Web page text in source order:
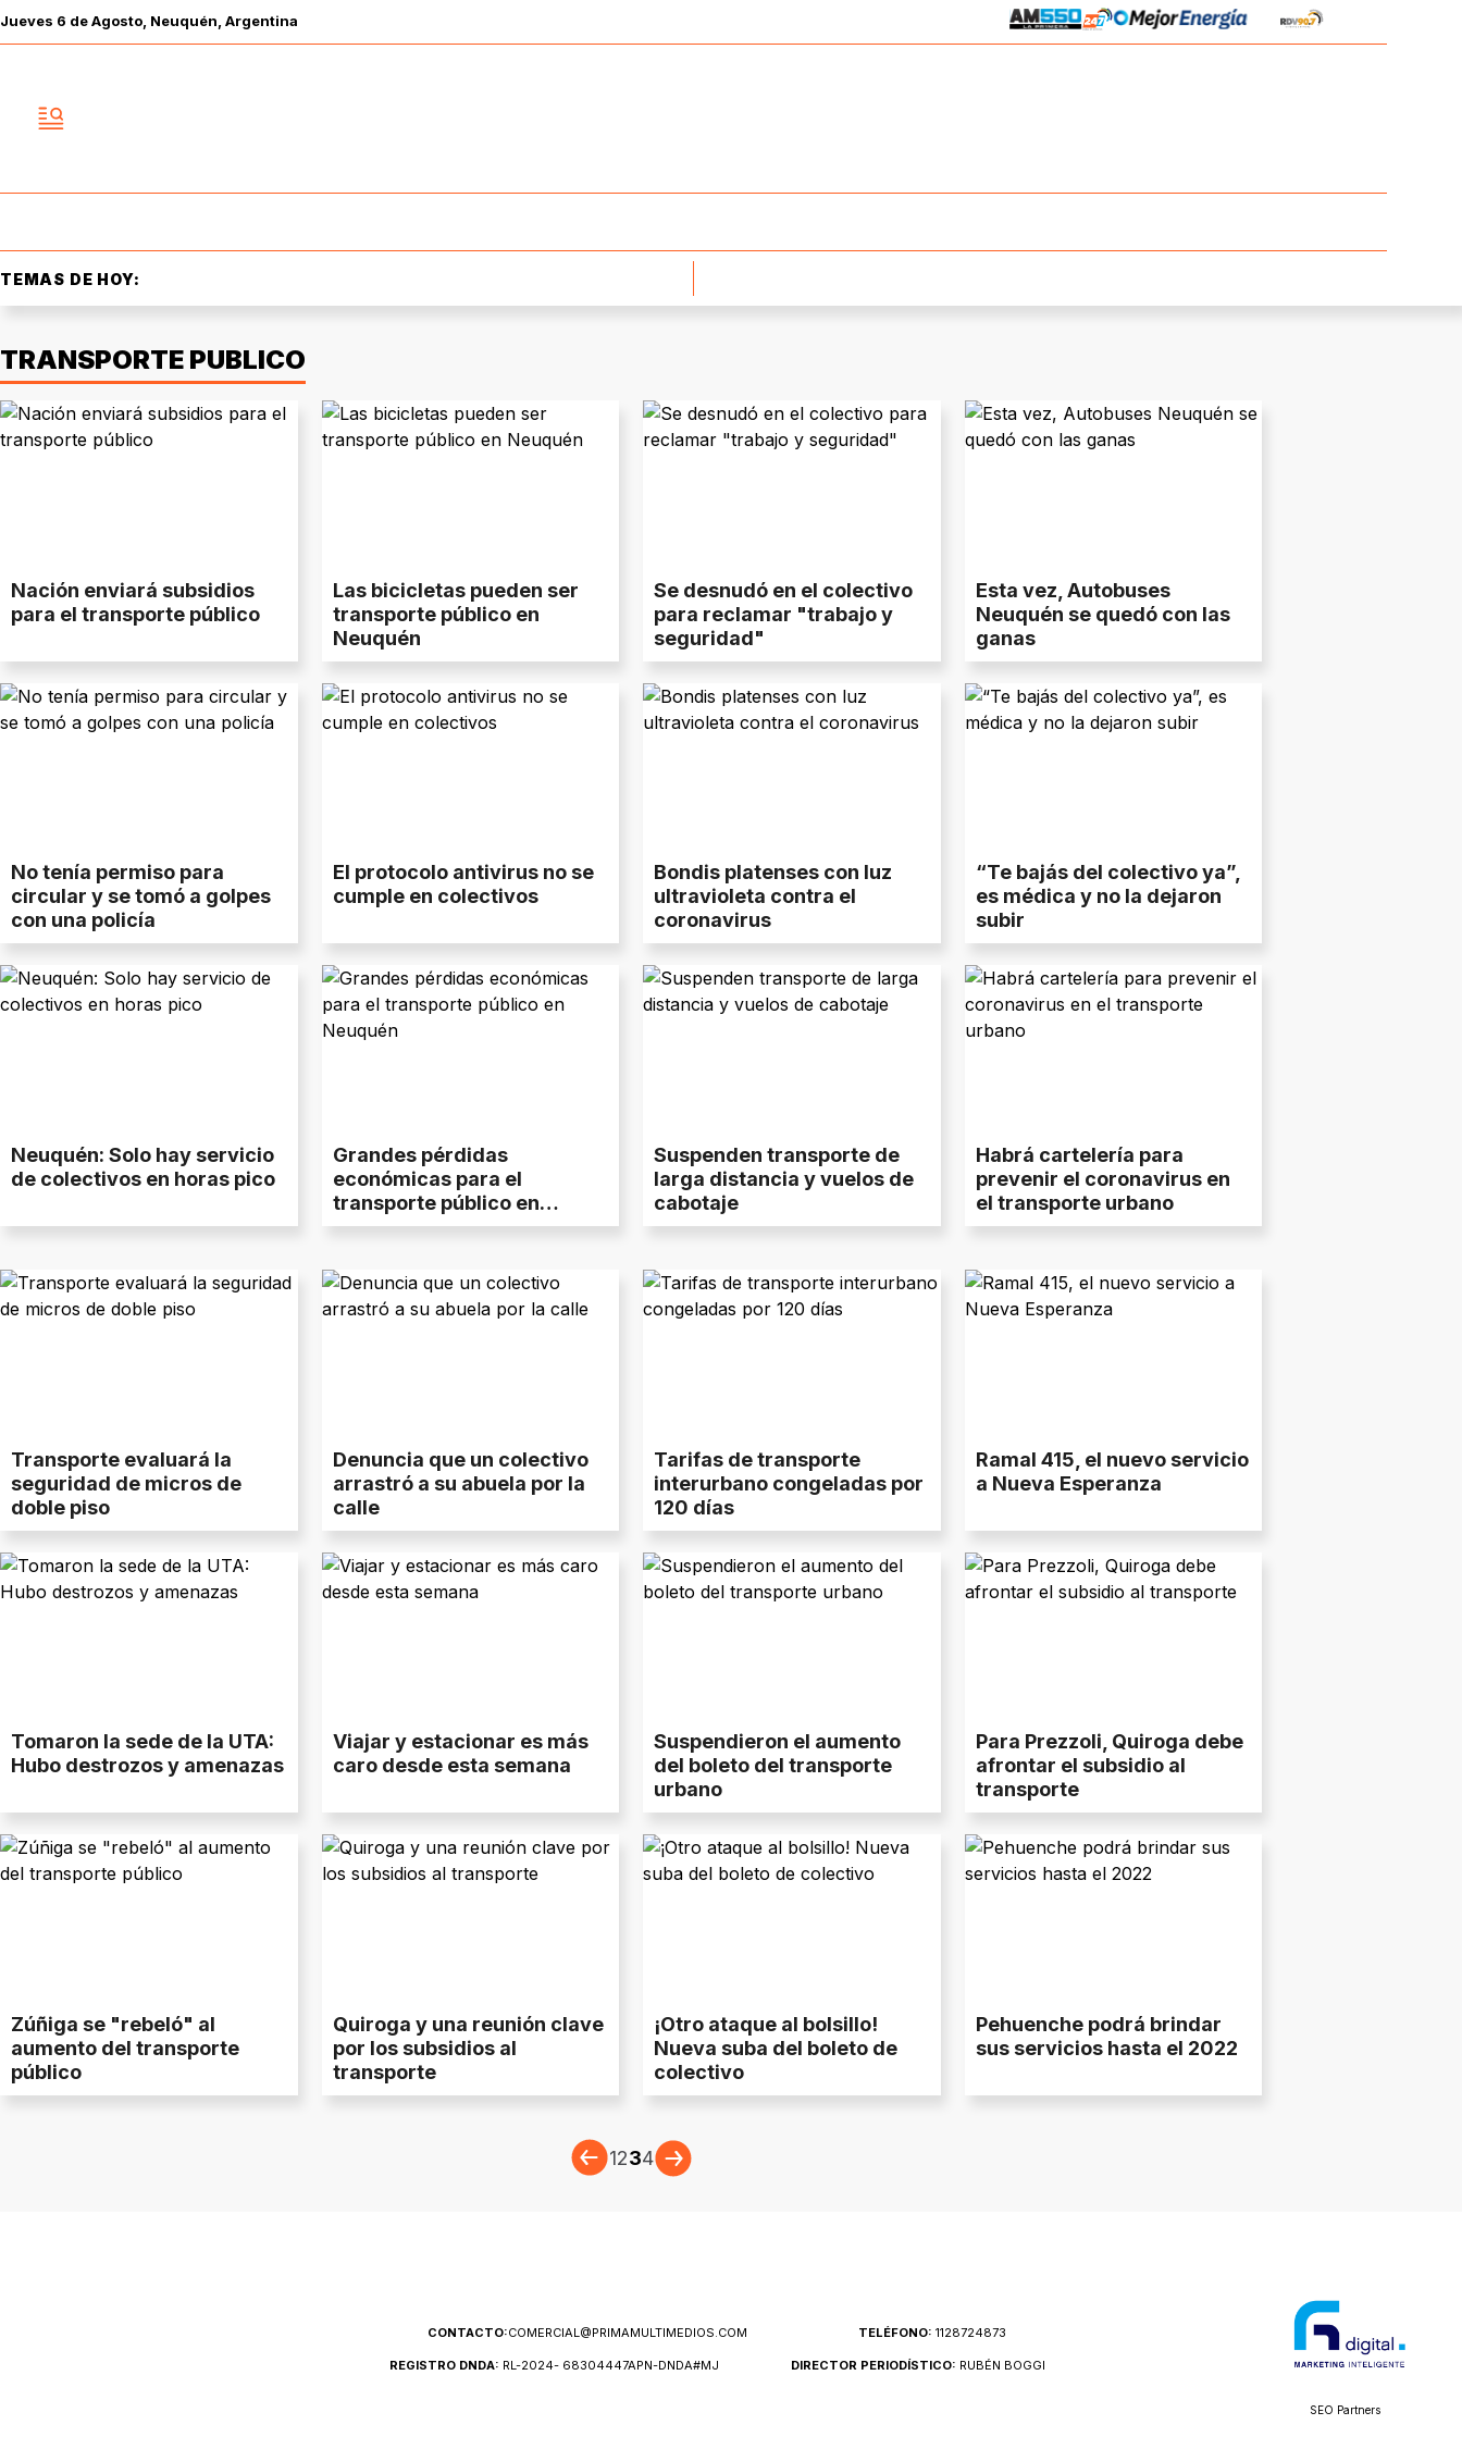
Jueves 6 deAgosto , Neuquén, Argentina
TEMAS DE HOY:
TRANSPORTE PUBLICO
Nación enviará subsidios
para el transporte público
Las bicicletas pueden ser
transporte público en
Neuquén
Se desnudó en el colectivo
para reclamar "trabajo y
seguridad"
Esta vez, Autobuses
Neuquén se quedó con las
ganas
No tenía permiso para
circular y se tomó a golpes
con una policía
El protocolo antivirus no se
cumple en colectivos
Bondis platenses con luz
ultravioleta contra el
coronavirus
“Te bajás del colectivo ya”,
es médica y no la dejaron
subir
Neuquén: Solo hay servicio
de colectivos en horas pico
Grandes pérdidas
económicas para el
transporte público en
Neuquén
Suspenden transporte de
larga distancia y vuelos de
cabotaje
Habrá cartelería para
prevenir el coronavirus en
el transporte urbano
Transporte evaluará la
seguridad de micros de
doble piso
Denuncia que un colectivo
arrastró a su abuela por la
calle
Tarifas de transporte
interurbano congeladas por
120 días
Ramal 415, el nuevo servicio
a Nueva Esperanza
Tomaron la sede de la UTA:
Hubo destrozos y amenazas
Viajar y estacionar es más
caro desde esta semana
Suspendieron el aumento
del boleto del transporte
urbano
Para Prezzoli, Quiroga debe
afrontar el subsidio al
transporte
Zúñiga se "rebeló" al
aumento del transporte
público
Quiroga y una reunión clave
por los subsidios al
transporte
¡Otro ataque al bolsillo!
Nueva suba del boleto de
colectivo
Pehuenche podrá brindar
sus servicios hasta el 2022
1234
CONTACTO:COMERCIAL@PRIMAMULTIMEDIOS.COM TELÉFONO: 1128724873
REGISTRO DNDA: RL-2024- 68304447APN-DNDA#MJ DIRECTOR PERIODÍSTICO: RUBÉN BOGGI
SEO Partners